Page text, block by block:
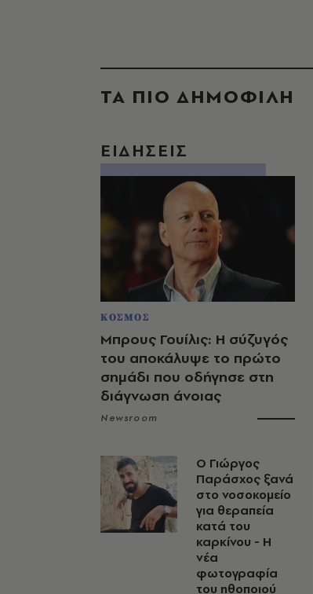
ΤΑ ΠΙΟ ΔΗΜΟΦΙΛΗ
ΕΙΔΗΣΕΙΣ
ΚΟΣΜΟΣ
Μπρους Γουίλις: Η σύζυγός
του αποκάλυψε το πρώτο
σημάδι που οδήγησε στη
διάγνωση άνοιας
Newsroom
O Γιώργος
Παράσχος ξανά
στο νοσοκομείο
για θεραπεία
κατά του
καρκίνου - Η
νέα
φωτογραφία
του ηθοποιού